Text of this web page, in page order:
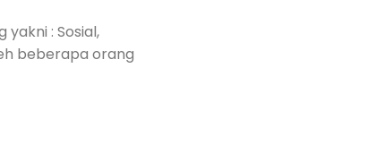
: Sosial,
beberapa orang